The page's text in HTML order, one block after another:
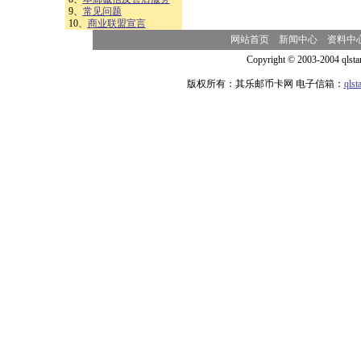
9、 常见问题
10、 商业联盟宣言
网站首页
新闻中心
资料中
Copyright © 2003-2004
版权所有：其乐邮币卡网 电子信箱：